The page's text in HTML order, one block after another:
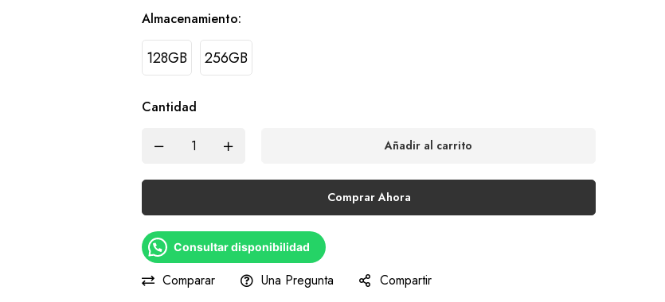
Almacenamiento:
128GB 256GB
Cantidad
Añadir al carrito
Comprar Ahora
Consultar disponibilidad
Comparar Una Pregunta Compartir